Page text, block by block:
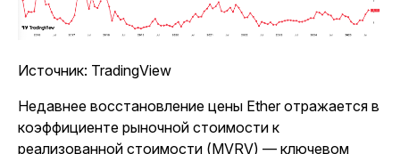
Источник: TradingView
Недавнее восстановление цены Ether отражается в
коэффициенте рыночной стоимости к
реализованной стоимости (MVRV) — ключевом